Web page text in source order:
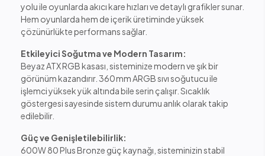
yolu ile oyunlarda akıcı kare hızları ve detaylı grafikler sunar.
Hem oyunlarda hem de içerik üretiminde yüksek
çözünürlükte performans sağlar.
Etkileyici Soğutma ve Modern Tasarım:
Beyaz ATX RGB kasası, sisteminize modern ve şık bir
görünüm kazandırır. 360 mm ARGB sıvı soğutucu ile
işlemci yüksek yük altında bile serin çalışır. Sıcaklık
göstergesi sayesinde sistem durumu anlık olarak takip
edilebilir.
Güç ve Genişletilebilirlik:
600W 80 Plus Bronze güç kaynağı, sisteminizin stabil